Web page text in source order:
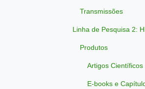
Transmissões
Linha de Pesquisa 2:
Produtos
Artigos Científicos
E-books e